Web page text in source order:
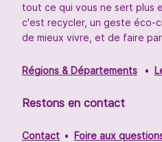
tout ce qui vous ne sert plus
c'est recycler, un geste éco-
de mieux vivre, et de faire
Régions & Départements
Restons en contact
Contact Foire aux